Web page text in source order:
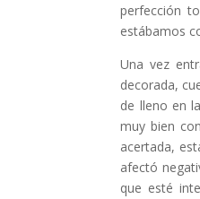
perfección
estábamos
Una vez
decorada,
de lleno en
muy bien
acertada,
afectó
que esté